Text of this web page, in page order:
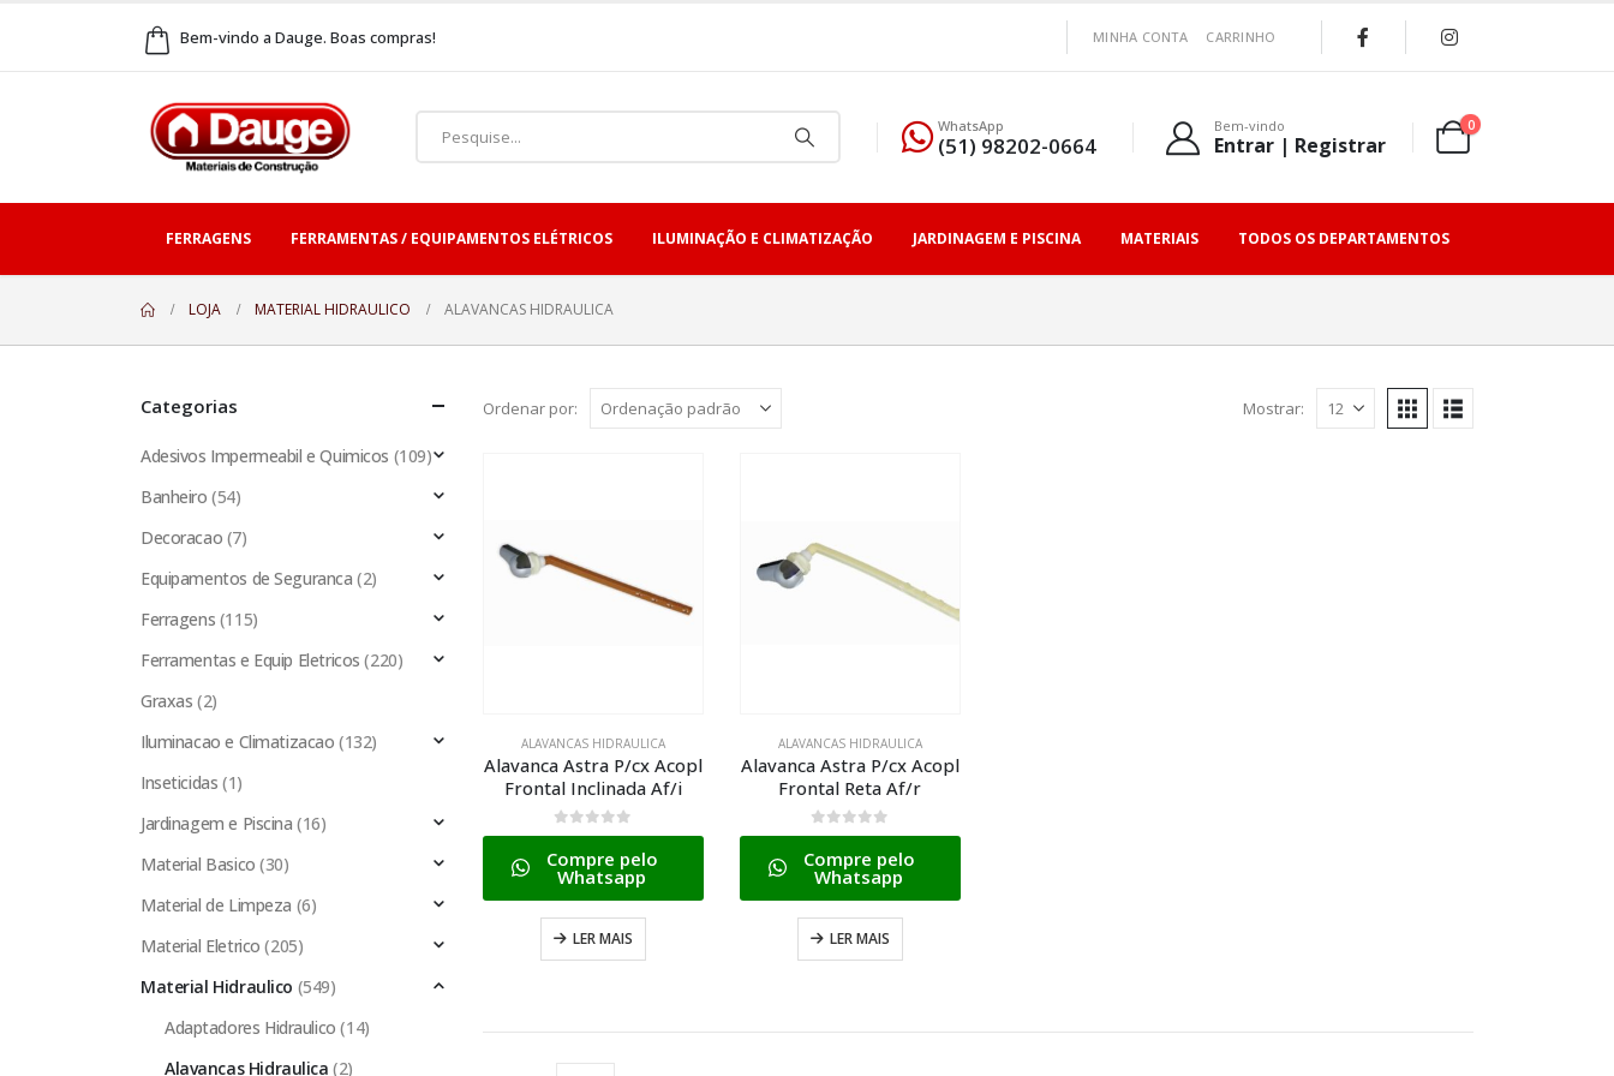
Bem-vindo a Dauge. Boas compras! MINHA CONTA CARRINHO
WhatsApp
(51) 98202-0664
Bem-vindo
Entrar | Registrar
0
FERRAGENS FERRAMENTAS / EQUIPAMENTOS ELÉTRICOS ILUMINAÇÃO E CLIMATIZAÇÃO JARDINAGEM E PISCINA MATERIAIS TODOS OS DEPARTAMENTOS
LOJA MATERIAL HIDRAULICO ALAVANCAS HIDRAULICA
Ordenar por: Mostrar:
ALAVANCAS HIDRAULICA
Alavanca Astra P/cx Acopl
Frontal Inclinada Af/i
0de 5
Compre pelo
Whatsapp
LER MAIS
ALAVANCAS HIDRAULICA
Alavanca Astra P/cx Acopl
Frontal Reta Af/r
0de 5
Compre pelo
Whatsapp
LER MAIS
Categorias
Adesivos Impermeabil e Quimicos (109)
Banheiro (54)
Decoracao (7)
Equipamentos de Seguranca (2)
Ferragens (115)
Ferramentas e Equip Eletricos (220)
Graxas (2)
Iluminacao e Climatizacao (132)
Inseticidas (1)
Jardinagem e Piscina (16)
Material Basico (30)
Material de Limpeza (6)
Material Eletrico (205)
Material Hidraulico (549)
Adaptadores Hidraulico (14)
Alavancas Hidraulica (2)